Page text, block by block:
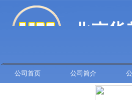
公司首页 公司简介